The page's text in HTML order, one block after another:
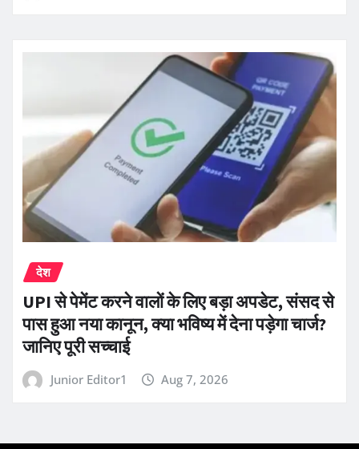
देश
UPI से पेमेंट करने वालों के लिए बड़ा अपडेट, संसद से
पास हुआ नया कानून, क्या भविष्य में देना पड़ेगा चार्ज?
जानिए पूरी सच्चाई
Junior Editor1 Aug 7, 2026